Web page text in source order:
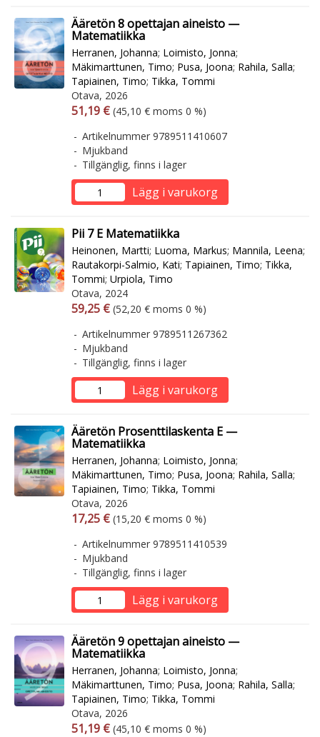
Ääretön 8 opettajan aineisto —
Matematiikka
Herranen, Johanna; Loimisto, Jonna;
Mäkimarttunen, Timo; Pusa, Joona; Rahila, Salla;
Tapiainen, Timo; Tikka, Tommi
Otava, 2026
Arvonlisäverollinen hinta
51,19 € Arvonlisäveroton hinta
(45,10 € moms 0 %)
Artikelnummer 9789511410607
Mjukband
Tillgänglig, finns i lager
Lägg i varukorg
Pii 7 E Matematiikka
Heinonen, Martti; Luoma, Markus; Mannila, Leena;
Rautakorpi-Salmio, Kati; Tapiainen, Timo; Tikka,
Tommi; Urpiola, Timo
Otava, 2024
Arvonlisäverollinen hinta
59,25 € Arvonlisäveroton hinta
(52,20 € moms 0 %)
Artikelnummer 9789511267362
Mjukband
Tillgänglig, finns i lager
Lägg i varukorg
Ääretön Prosenttilaskenta E —
Matematiikka
Herranen, Johanna; Loimisto, Jonna;
Mäkimarttunen, Timo; Pusa, Joona; Rahila, Salla;
Tapiainen, Timo; Tikka, Tommi
Otava, 2026
Arvonlisäverollinen hinta
17,25 € Arvonlisäveroton hinta
(15,20 € moms 0 %)
Artikelnummer 9789511410539
Mjukband
Tillgänglig, finns i lager
Lägg i varukorg
Ääretön 9 opettajan aineisto —
Matematiikka
Herranen, Johanna; Loimisto, Jonna;
Mäkimarttunen, Timo; Pusa, Joona; Rahila, Salla;
Tapiainen, Timo; Tikka, Tommi
Otava, 2026
Arvonlisäverollinen hinta
51,19 € Arvonlisäveroton hinta
(45,10 € moms 0 %)